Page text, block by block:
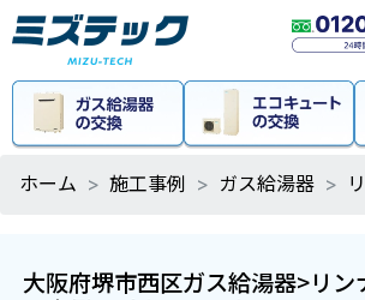
ホーム 施工事例 ガス給湯器
大阪府堺市西区ガス給湯器>リ